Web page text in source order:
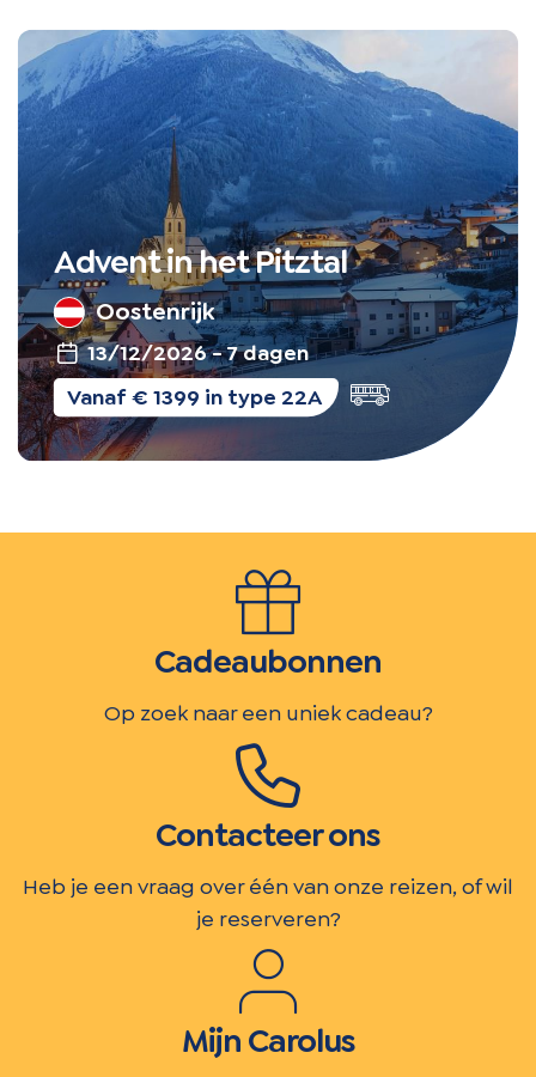
Advent in het Pitztal
Oostenrijk
13/12/2026 - 7 dagen
Vanaf € 1399 in type 22A
Busreis
Cadeaubonnen
Op zoek naar een uniek cadeau?
Contacteer ons
Heb je een vraag over één van onze reizen, of wil
je reserveren?
Mijn Carolus